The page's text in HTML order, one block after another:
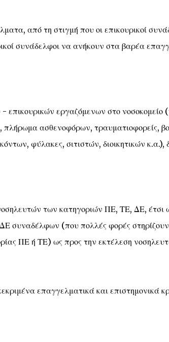
από τη στιγμή που οι επικουρικοί
συνάδελφοι να ανήκουν στα βαρέα
επικουρικών εργαζόμενων στο νοσοκομείο
πλήρωμα ασθενοφόρων, τραυματιοφορείς,
φύλακες, σιτιστών, διοικητικών κ.α.),
των κατηγοριών ΠΕ, ΤΕ, ΔΕ, έτσι
συναδέλφων (που πολλές φορές
ΠΕ ή ΤΕ) ως προς την εκτέλεση
επαγγελματικά και επιστημονικά